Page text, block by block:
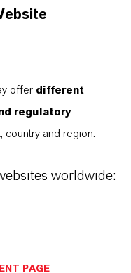
vor
Millionen Euro
mit 50,6
Marge vor
Prozent auf
offer different
regulatory
country and region.
worldwide:
PAGE